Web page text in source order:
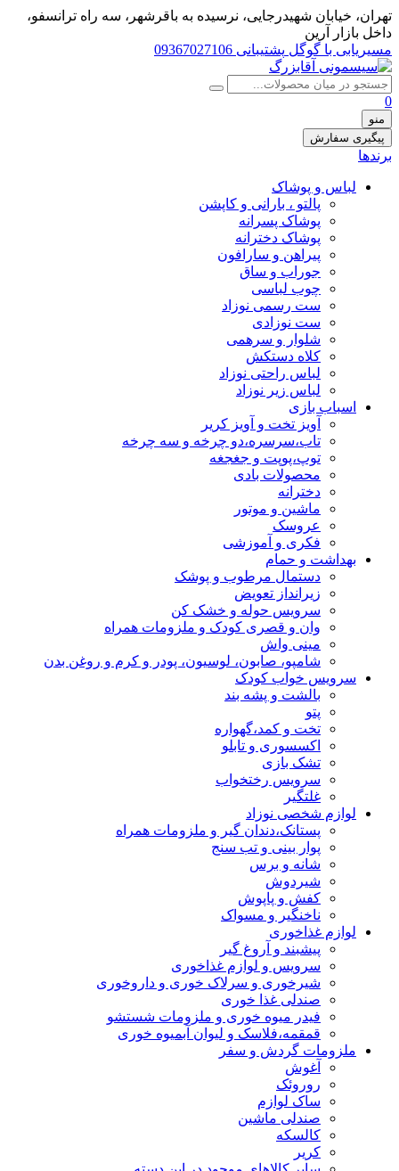
تهران، خيابان شهيدرجايى، نرسیده به باقرشهر، سه راه ترانسفو،
داخل بازار آرین
مسیریابی با گوگل پشتیبانی 09367027106
0
منو
پیگیری سفارش
برندها
لباس و پوشاک
پالتو ، بارانی و کاپشن
پوشاک پسرانه
پوشاک دخترانه
پیراهن و سارافون
جوراب و ساق
چوب لباسی
ست رسمی نوزاد
ست نوزادی
شلوار و سرهمی
کلاه دستکش
لباس راحتی نوزاد
لباس زیر نوزاد
اسباب بازی
آویز تخت و آویز کریر
تاب،سرسره،دو چرخه و سه چرخه
توپ،پوپت و جغجغه
محصولات بادی
دخترانه
ماشین و موتور
عروسک
فکری و آموزشی
بهداشت و حمام
دستمال مرطوب و پوشک
زیرانداز تعویض
سرویس حوله و خشک کن
وان و قصری کودک و ملزومات همراه
مینی واش
شامپو، صابون، لوسیون، پودر و کرم و روغن بدن
سرویس خواب کودک
بالشت و پشه بند
پتو
تخت و کمد،گهواره
اکسسوری و تابلو
تشک بازی
سرویس رختخواب
غلتگیر
لوازم شخصی نوزاد
پستانک،دندان گیر و ملزومات همراه
پوار بینی و تب سنج
شانه و برس
شیردوش
کفش و پاپوش
ناخنگیر و مسواک
لوازم غذاخوری
پیشبند و آروغ گیر
سرویس و لوازم غذاخوری
شیرخوری و سرلاک خوری و داروخوری
صندلی غذا خوری
فیدر میوه خوری و ملزومات شستشو
قمقمه،فلاسک و لیوان آبمیوه خوری
ملزومات گردش و سفر
آغوش
روروئک
ساک لوازم
صندلی ماشین
کالسکه
کریر